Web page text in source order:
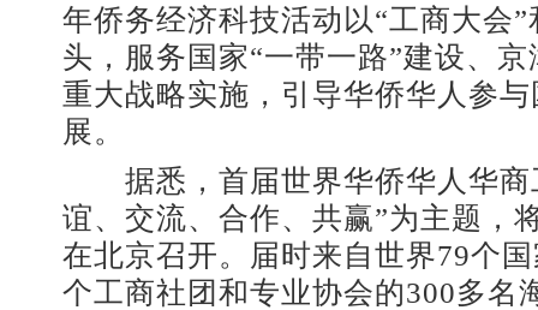
年侨务经济科技活动以“工商大会”
头，服务国家“一带一路”建设、
重大战略实施，引导华侨华人参
展。
据悉，首届世界华侨华人华商
谊、交流、合作、共赢”为主题，
在北京召开。届时来自世界79个
个工商社团和专业协会的300多名